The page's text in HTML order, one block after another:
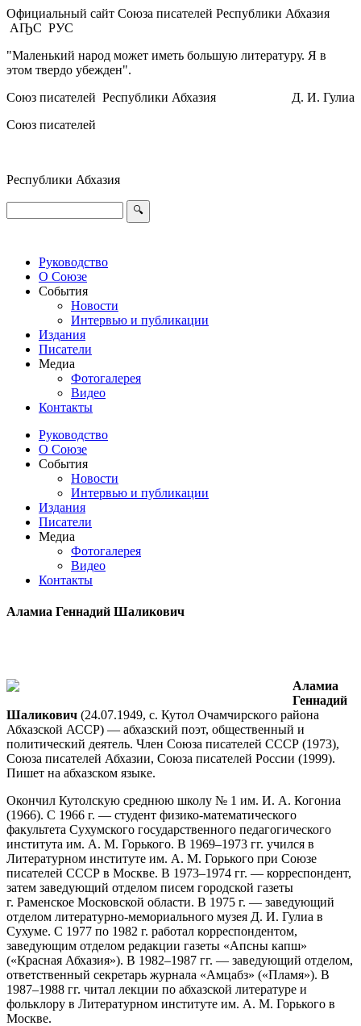
Официальный сайт Союза писателей Республики Абхазия
АҦС РУС
"Маленький народ может иметь большую литературу. Я в
этом твердо убежден".
Д. И. Гулиа
Союз писателей Республики Абхазия
Союз писателей
Республики Абхазия
Руководство
О Союзе
События
Новости
Интервью и публикации
Издания
Писатели
Медиа
Фотогалерея
Видео
Контакты
Руководство
О Союзе
События
Новости
Интервью и публикации
Издания
Писатели
Медиа
Фотогалерея
Видео
Контакты
Аламиа Геннадий Шаликович
Аламиа
Геннадий
Шаликович (24.07.1949, с. Кутол Очамчирского района
Абхазской АССР) — абхазский поэт, общественный и
политический деятель. Член Союза писателей СССР (1973),
Союза писателей Абхазии, Союза писателей России (1999).
Пишет на абхазском языке.
Окончил Кутолскую среднюю школу № 1 им. И. А. Когониа
(1966). С 1966 г. — студент физико-математического
факультета Сухумского государственного педагогического
института им. А. М. Горького. В 1969–1973 гг. учился в
Литературном институте им. А. М. Горького при Союзе
писателей СССР в Москве. В 1973–1974 гг. — корреспондент,
затем заведующий отделом писем городской газеты
г. Раменское Московской области. В 1975 г. — заведующий
отделом литературно-мемориального музея Д. И. Гулиа в
Сухуме. С 1977 по 1982 г. работал корреспондентом,
заведующим отделом редакции газеты «Апсны капш»
(«Красная Абхазия»). В 1982–1987 гг. — заведующий отделом,
ответственный секретарь журнала «Амцабз» («Пламя»). В
1987–1988 гг. читал лекции по абхазской литературе и
фольклору в Литературном институте им. A. M. Горького в
Москве.